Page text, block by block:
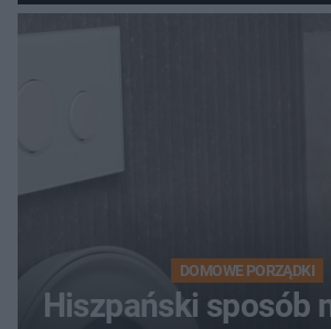
DOMOWE PORZĄDKI
Hiszpański sposób